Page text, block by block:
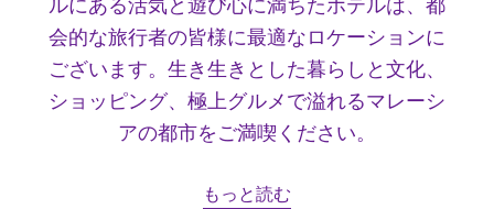
会的な旅行者の皆様に最適なロケーションに
ございます。生き生きとした暮らしと文化、
ショッピング、極上グルメで溢れるマレーシ
アの都市をご満喫ください。
もっと読む